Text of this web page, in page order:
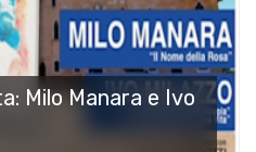
Milo Manara e Ivo